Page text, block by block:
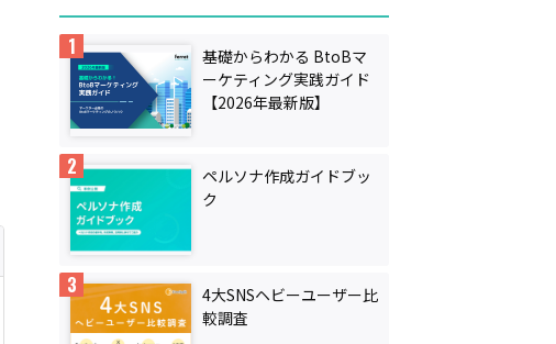
基礎からわかる BtoBマ
ーケティング実践ガイド
【2026年最新版】
ペルソナ作成ガイドブッ
ク
4大SNSヘビーユーザー比
較調査